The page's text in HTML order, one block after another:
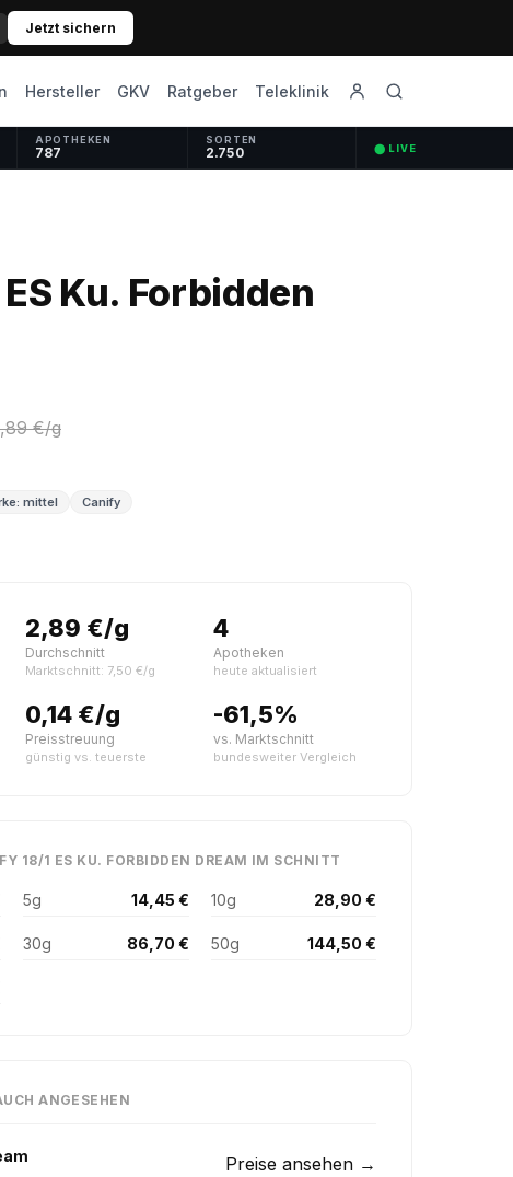
Jetzt sichern
Hersteller GKV Ratgeber Teleklinik
APOTHEKEN
787
SORTEN
2.750 ⬤ LIVE
Ku. Forbidden
€/g
mittel Canify
2,89 €/g
Durchschnitt
Marktschnitt: 7,50 €/g
4
Apotheken
heute aktualisiert
0,14 €/g
Preisstreuung
günstig vs. teuerste
-61,5%
vs. Marktschnitt
bundesweiter Vergleich
18/1 ES KU. FORBIDDEN DREAM IM SCHNITT
5g 14,45 € 10g 28,90 €
30g 86,70 € 50g 144,50 €
ANGESEHEN
Preise ansehen →